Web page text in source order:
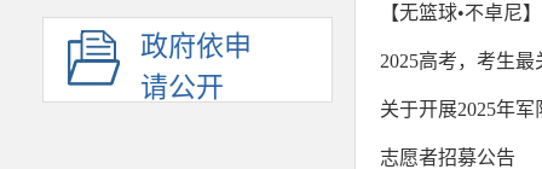
政府依申
请公开
【无篮球•不卓尼
2025高考，考生
关于开展2025年
志愿者招募公告